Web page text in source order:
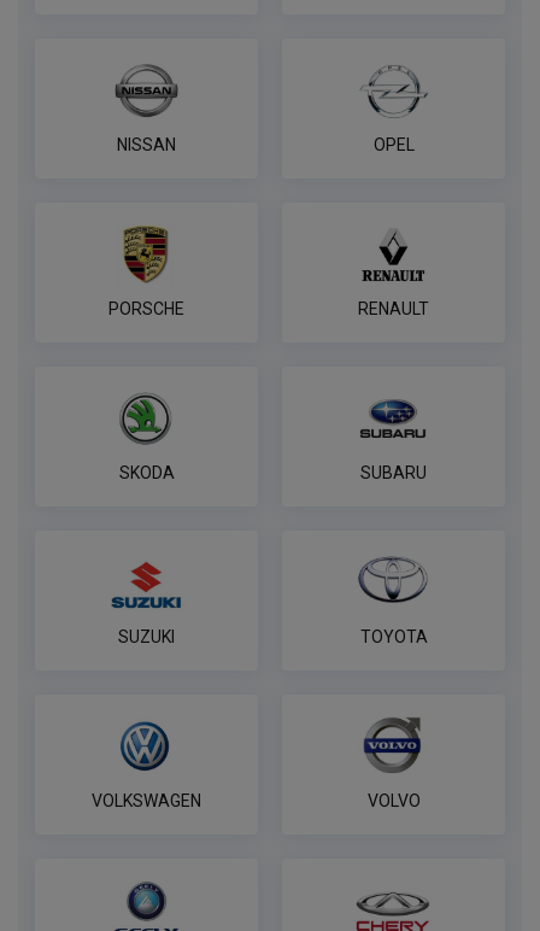
NISSAN OPEL
PORSCHE RENAULT
SKODA SUBARU
SUZUKI TOYOTA
VOLKSWAGEN VOLVO